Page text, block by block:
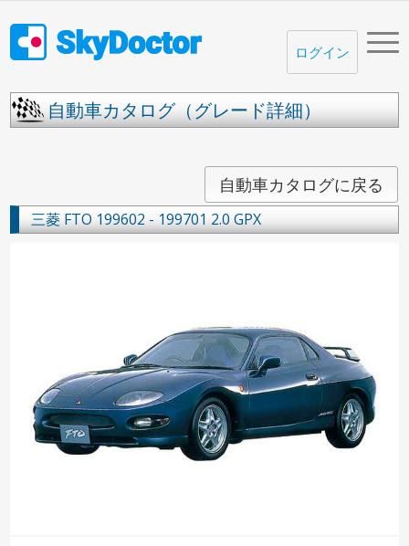
ログイン
自動車カタログ（グレード詳細）
自動車カタログに戻る
三菱 FTO 199602 - 199701 2.0 GPX